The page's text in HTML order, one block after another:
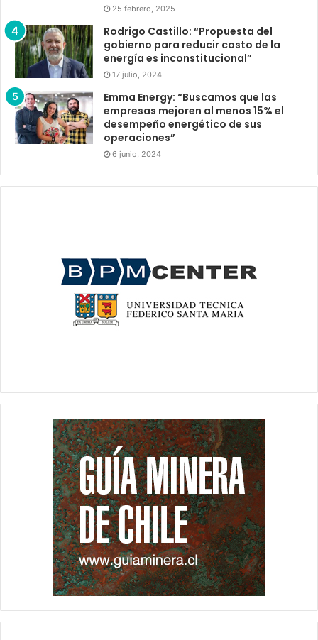
25 febrero, 2025
Rodrigo Castillo: “Propuesta del
gobierno para reducir costo de la
energía es inconstitucional”
17 julio, 2024
Emma Energy: “Buscamos que las
empresas mejoren al menos 15% el
desempeño energético de sus
operaciones”
6 junio, 2024